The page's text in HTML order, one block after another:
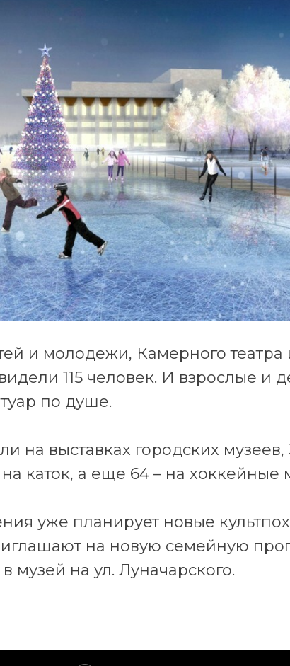
и молодежи, Камерного театра
115 человек. И взрослые и
по душе.
на выставках городских музеев,
каток, а еще 64 – на хоккейные
уже планирует новые
на новую семейную
музей на ул. Луначарского.